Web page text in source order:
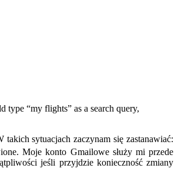
type “my flights” as a search query,
sytuacjach zaczynam się zastanawiać:
Moje konto Gmailowe służy mi przede
jeśli przyjdzie konieczność zmiany